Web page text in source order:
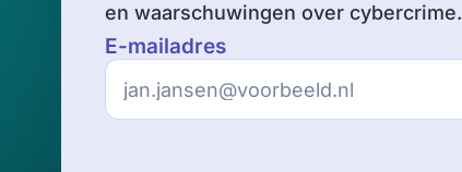
en waarschuwingen over cybercrime.
E-mailadres